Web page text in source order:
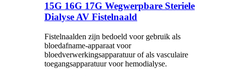
15G 16G 17G Wegwerpbare Steriele
Dialyse AV Fistelnaald
Fistelnaalden zijn bedoeld voor gebruik als
bloedafname-apparaat voor
bloedverwerkingsapparatuur of als vasculaire
toegangsapparatuur voor hemodialyse.